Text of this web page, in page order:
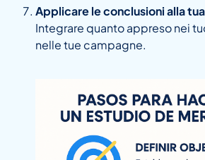
Applicare le conclusioni alla
Integrare quanto appreso nei
nelle tue campagne.